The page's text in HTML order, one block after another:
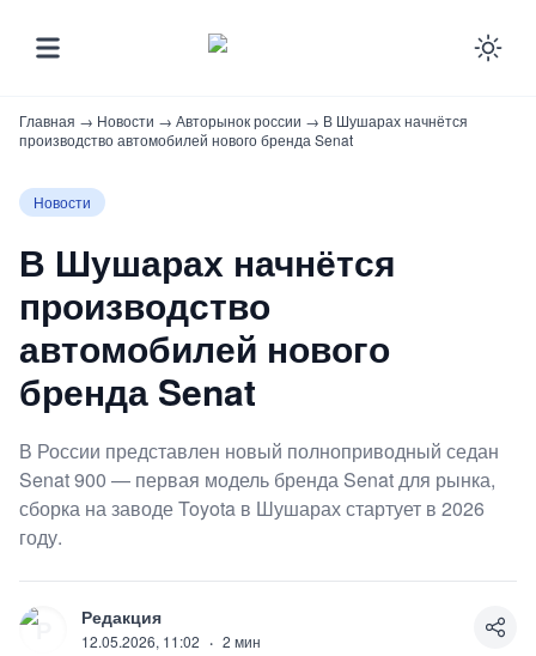
Главная → Новости → Авторынок россии → В Шушарах начнётся
производство автомобилей нового бренда Senat
Новости
В Шушарах начнётся
производство
автомобилей нового
бренда Senat
В России представлен новый полноприводный седан
Senat 900 — первая модель бренда Senat для рынка,
сборка на заводе Toyota в Шушарах стартует в 2026
году.
Р Редакция
12.05.2026, 11:02 · 2 мин